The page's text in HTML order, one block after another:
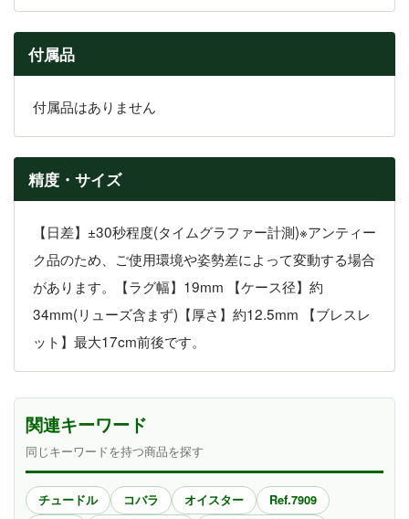
付属品
付属品はありません
精度・サイズ
【日差】±30秒程度(タイムグラファー計測)※アンティー
ク品のため、ご使用環境や姿勢差によって変動する場合
があります。【ラグ幅】19mm 【ケース径】約
34mm(リューズ含まず)【厚さ】約12.5mm 【ブレスレ
ット】最大17cm前後です。
関連キーワード
同じキーワードを持つ商品を探す
チュードル コバラ オイスター
Ref.7909